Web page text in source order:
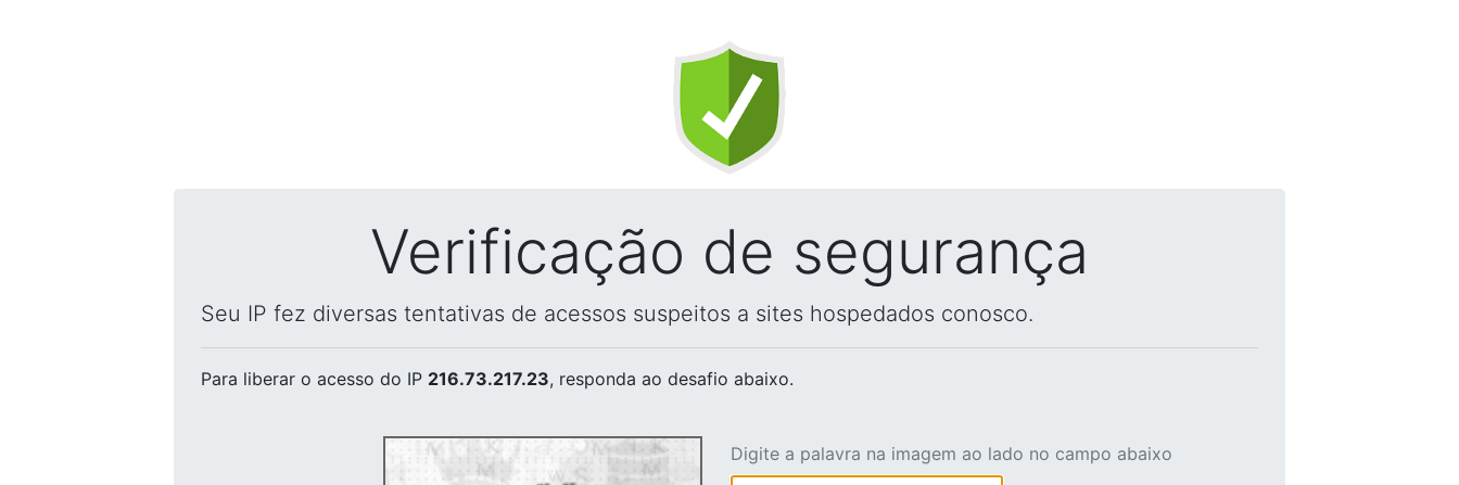
Verificação de segurança
Seu IP fez diversas tentativas de acessos suspeitos a sites hospedados conosco.
Para liberar o acesso do IP 216.73.217.23, responda ao desafio abaixo.
Digite a palavra na imagem ao lado no campo abaixo